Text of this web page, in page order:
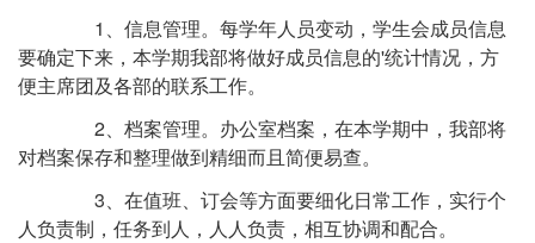
1、信息管理。每学年人员变动，学生会成员信息
要确定下来，本学期我部将做好成员信息的'统计情况，方
便主席团及各部的联系工作。
2、档案管理。办公室档案，在本学期中，我部将
对档案保存和整理做到精细而且简便易查。
3、在值班、订会等方面要细化日常工作，实行个
人负责制，任务到人，人人负责，相互协调和配合。